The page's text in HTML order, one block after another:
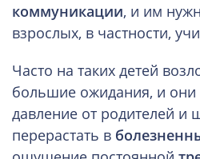
коммуникации, и им
взрослых, в частности,
Часто на таких детей
большие ожидания, и
давление от родителей и
перерастать в